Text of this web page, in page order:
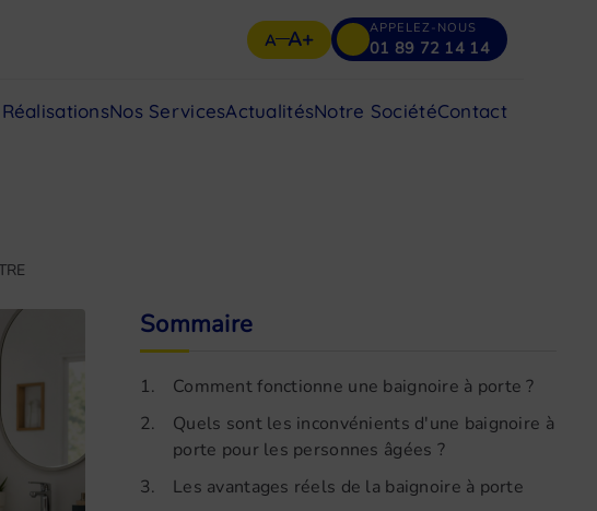
A A+ APPELEZ-NOUS
01 89 72 14 14
Nos ServicesActualitésNotre SociétéContact
Sommaire
1.
Comment fonctionne une baignoire à porte ?
2.
Quels sont les inconvénients d'une baignoire à
porte pour les personnes âgées ?
3.
Les avantages réels de la baignoire à porte